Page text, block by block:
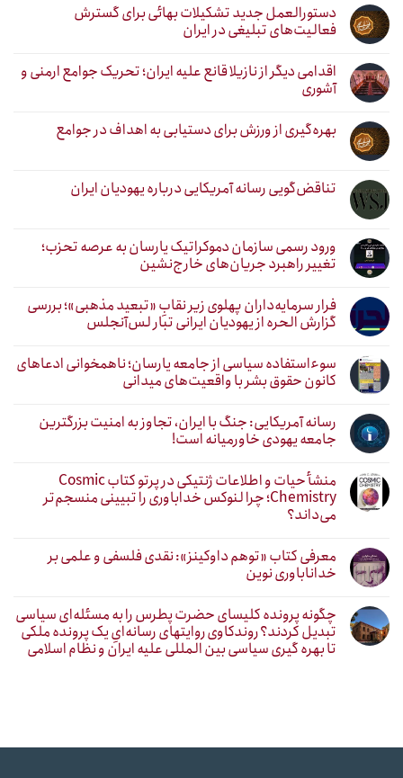
دستورالعمل جدید تشکیلات بهائی برای گسترش
فعالیت‌های تبلیغی در ایران
اقدامی دیگر از نازیلا قانع علیه ایران؛ تحریک جوامع ارمنی و
آشوری
بهره‌گیری از ورزش برای دستیابی به اهداف در جوامع
تناقض‌گویی رسانه آمریکایی درباره یهودیان ایران
ورود رسمی سازمان دموکراتیک یارسان به عرصه تحزب؛
تغییر راهبرد جریان‌های خارج‌نشین
فرار سرمایه‌داران پهلوی زیر نقابِ «تبعید مذهبی»؛ بررسی
گزارش الحره از یهودیان ایرانی تبار لس‌آنجلس
سوءاستفاده سیاسی از جامعه یارسان؛ ناهمخوانی ادعاهای
کانون حقوق بشر با واقعیت‌های میدانی
رسانه آمریکایی: جنگ با ایران، تجاوز به امنیت بزرگترین
جامعه یهودی خاورمیانه است!
منشأ حیات و اطلاعات ژنتیکی در پرتو کتاب Cosmic
Chemistry؛ چرا لنوکس خداباوری را تبیینی منسجم‌تر
می‌داند؟
معرفی کتاب «توهم داوکینز»: نقدی فلسفی و علمی بر
خداناباوری نوین
چگونه پرونده کلیسای حضرت پطرس را به مسئله‌ای سیاسی
تبدیل کردند؟ روندکاوی روایتهای رسانه‌ایِ یک پرونده ملکی
تا بهره گیری سیاسی بین المللی علیه ایران و نظام اسلامی